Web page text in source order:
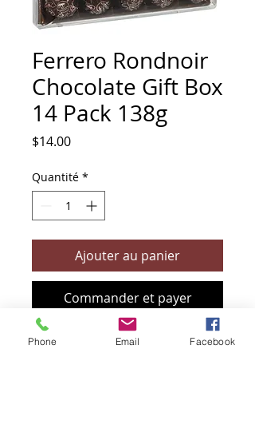
Ferrero Rondnoir
Chocolate Gift Box
14 Pack 138g
$14.00Prix
Quantité *
Ajouter au panier
Commander et payer
Phone Email Facebook